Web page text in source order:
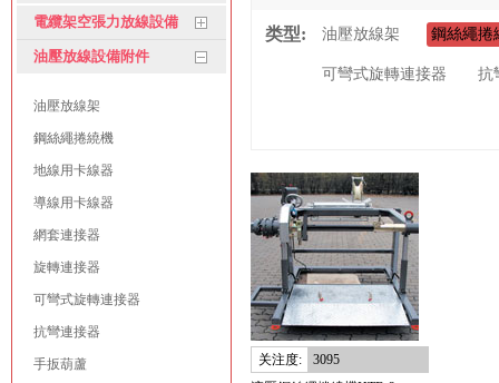
電纜架空張力放線設備
油壓放線設備附件
油壓放線架
鋼絲繩捲繞機
地線用卡線器
導線用卡線器
網套連接器
旋轉連接器
可彎式旋轉連接器
抗彎連接器
手扳葫蘆
类型: 油壓放線架 鋼絲繩捲
可彎式旋轉連接器 抗
关注度:
3095